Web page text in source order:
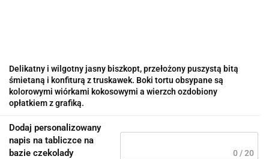
Delikatny i wilgotny jasny biszkopt, przełożony puszystą bitą
śmietaną i konfiturą z truskawek. Boki tortu obsypane są
kolorowymi wiórkami kokosowymi a wierzch ozdobiony
opłatkiem z grafiką.
Dodaj personalizowany
napis na tabliczce na
bazie czekolady
0 / 20